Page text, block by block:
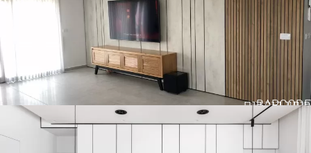
חיפוי קיר דגם
BARCODE